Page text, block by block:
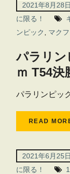
2021年8月28日
に限る！
ンピック
マク
パラリン
ｍ T54
パラリンピッ
READ
2021年6月25日
に限る！